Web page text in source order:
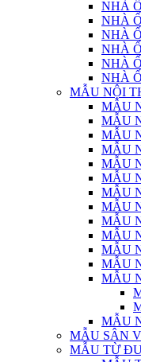
NHÀ
NHÀ
NHÀ
NHÀ
NHÀ
NHÀ
MẪU NỘI
MẪU
MẪU
MẪU
MẪU
MẪU
MẪU
MẪU
MẪU
MẪU
MẪU
MẪU
MẪU
MẪU
MẪU
MẪU SÂN
MẪU TỪ